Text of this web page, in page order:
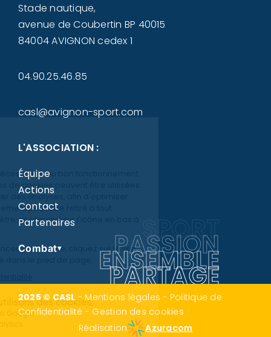
Stade nautique,
avenue de Coubertin BP 40015
84004 AVIGNON cedex 1
04.90.25.46.85
casl@avignon-sport.com
L'ASSOCIATION :
Équipe
Actions
Contact
Partenaires
Combat▾
SPORT
PASSION
ENSEMBLE
PARTAGE
2025 © CASL - Mentions légales - Politique de
Confidentialité - Gestion des cookies
Réalisation
Azuracom